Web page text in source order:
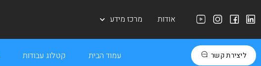
אודות מרכז מידע
ליצירת קשר עמוד הבית קטלוג עבודות